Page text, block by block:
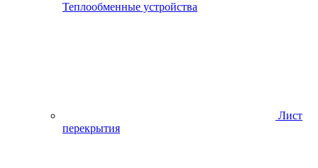
Теплообменные устройства
Лист
перекрытия